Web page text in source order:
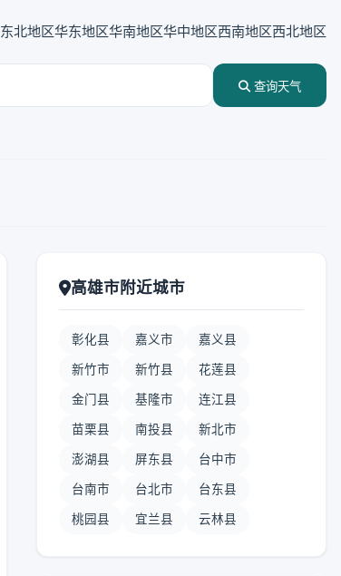
东北地区华东地区华南地区华中地区西南地区西北地区
查询天气
高雄市附近城市
彰化县 嘉义市 嘉义县
新竹市 新竹县 花莲县
金门县 基隆市 连江县
苗栗县 南投县 新北市
澎湖县 屏东县 台中市
台南市 台北市 台东县
桃园县 宜兰县 云林县